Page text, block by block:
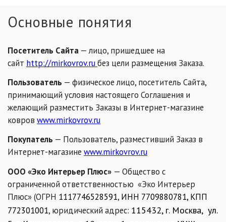
Основные понятия
Посетитель Сайта — лицо, пришедшее на
сайт http://mirkovrov.ruбез цели размещения Заказа.
Пользователь — физическое лицо, посетитель Сайта,
принимающий условия настоящего Соглашения и
желающий разместить Заказы в Интернет-магазине
ковров www.mirkovrov.ru
Покупатель — Пользователь, разместивший Заказ в
Интернет-магазине www.mirkovrov.ru
ООО «Эко Интерьер Плюс» — Общество с
ограниченной ответственностью «Эко Интерьер
Плюс» (ОГРН 1117746528591, ИНН 7709880781, КПП
772301001, юридический адрес: 115432, г. Москва, ул.